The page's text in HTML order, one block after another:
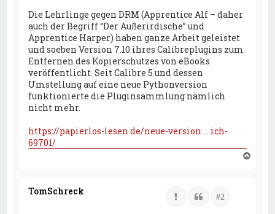
Die Lehrlinge gegen DRM (Apprentice Alf – daher
auch der Begriff “Der Außerirdische” und
Apprentice Harper) haben ganze Arbeit geleistet
und soeben Version 7.10 ihres Calibreplugins zum
Entfernen des Kopierschutzes von eBooks
veröffentlicht. Seit Calibre 5 und dessen
Umstellung auf eine neue Pythonversion
funktionierte die Pluginsammlung nämlich
nicht mehr.
https://papierlos-lesen.de/neue-version ... ich-
69701/
TomSchreck MeldenZitatBeitrags
#2